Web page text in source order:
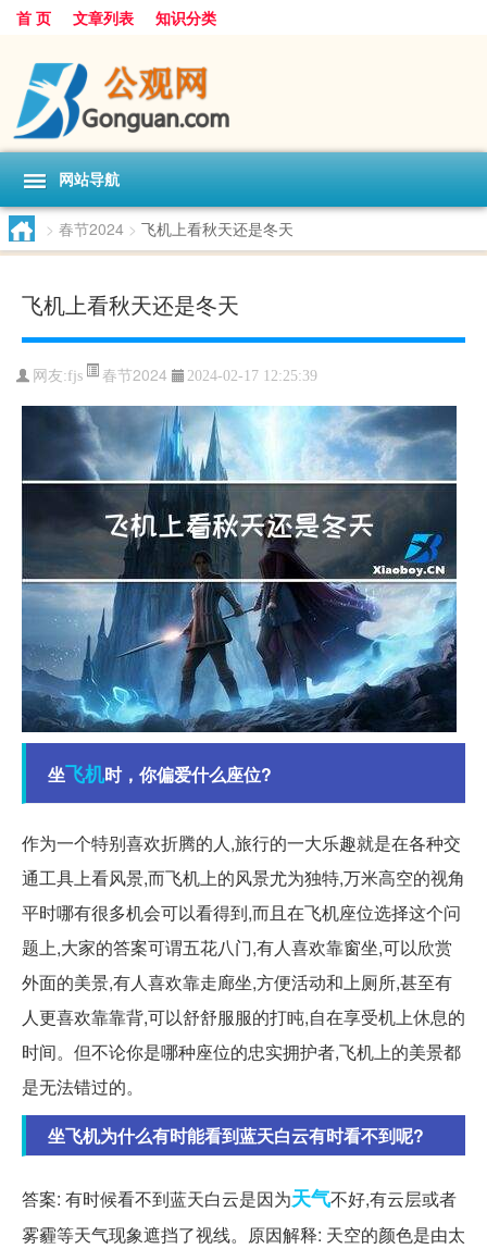
首 页 文章列表 知识分类
网站导航
> 春节2024 > 飞机上看秋天还是冬天
飞机上看秋天还是冬天
网友:fjs 春节2024 2024-02-17 12:25:39
坐飞机时，你偏爱什么座位?
作为一个特别喜欢折腾的人,旅行的一大乐趣就是在各种交
通工具上看风景,而飞机上的风景尤为独特,万米高空的视角
平时哪有很多机会可以看得到,而且在飞机座位选择这个问
题上,大家的答案可谓五花八门,有人喜欢靠窗坐,可以欣赏
外面的美景,有人喜欢靠走廊坐,方便活动和上厕所,甚至有
人更喜欢靠靠背,可以舒舒服服的打盹,自在享受机上休息的
时间。但不论你是哪种座位的忠实拥护者,飞机上的美景都
是无法错过的。
坐飞机为什么有时能看到蓝天白云有时看不到呢?
答案: 有时候看不到蓝天白云是因为天气不好,有云层或者
雾霾等天气现象遮挡了视线。原因解释: 天空的颜色是由太